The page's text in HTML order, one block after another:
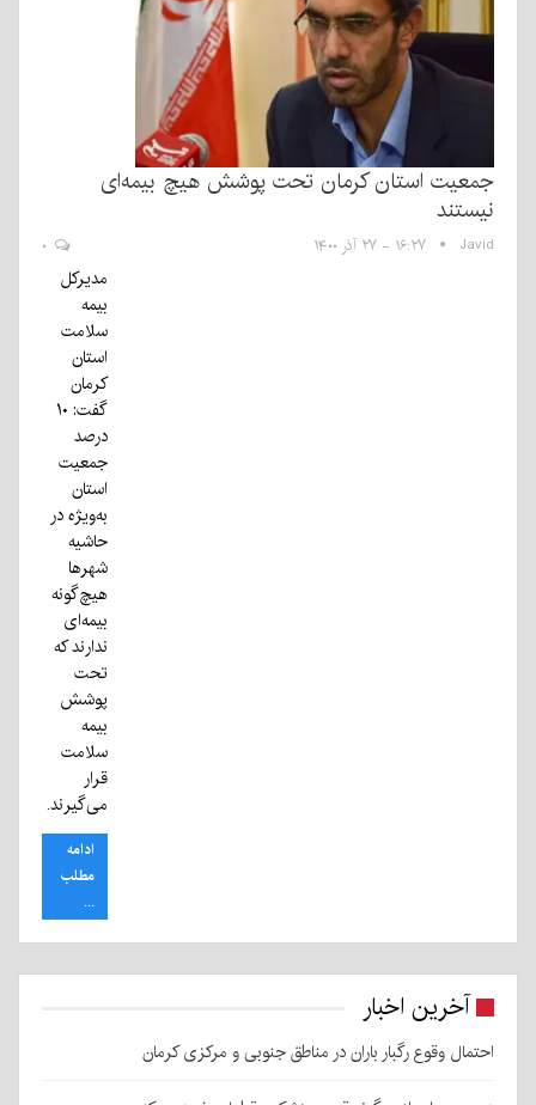
جمعیت استان کرمان تحت پوشش هیچ بیمه‌ای
نیستند
Javid ۱۶:۲۷ - ۲۷ آذر ۱۴۰۰
مدیرکل
بیمه
سلامت
استان
کرمان
گفت: ۱۰
درصد
جمعیت
استان
به‌ویژه در
حاشیه
شهرها
هیچ‌گونه
بیمه‌ای
ندارند که
تحت
پوشش
بیمه
سلامت
قرار
می‌گیرند.
ادامه
مطلب
...
آخرین اخبار
احتمال وقوع رگبار باران در مناطق جنوبی و مرکزی کرمان